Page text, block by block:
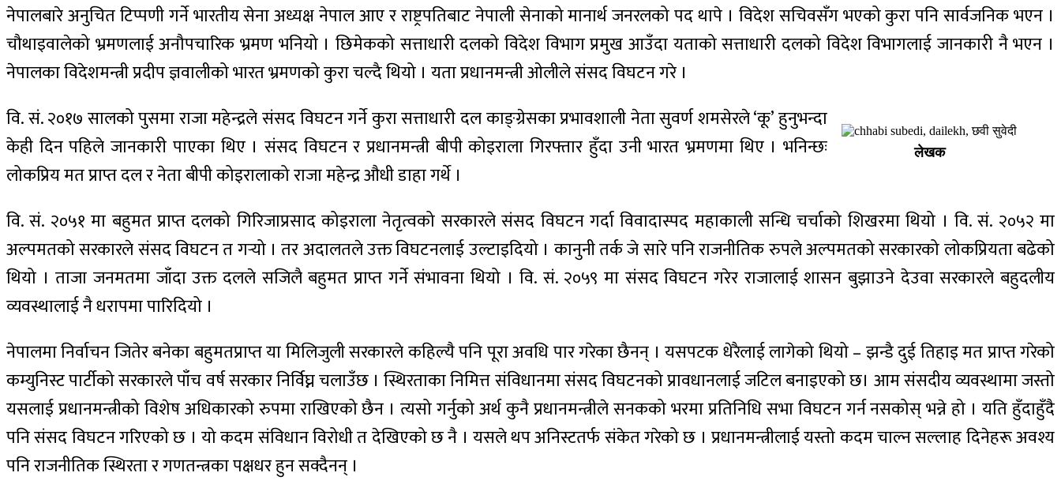
नेपालबारे अनुचित टिप्पणी गर्ने भारतीय सेना अध्यक्ष नेपाल आए र राष्ट्रपतिबाट नेपाली सेनाको मानार्थ जनरलको पद थापे । विदेश सचिवसँग भएको कुरा पनि सार्वजनिक भएन ।
चौथाइवालेको भ्रमणलाई अनौपचारिक भ्रमण भनियो । छिमेकको सत्ताधारी दलको विदेश विभाग प्रमुख आउँदा यताको सत्ताधारी दलको विदेश विभागलाई जानकारी नै भएन ।
नेपालका विदेशमन्त्री प्रदीप ज्ञवालीको भारत भ्रमणको कुरा चल्दै थियो । यता प्रधानमन्त्री ओलीले संसद विघटन गरे ।
लेखक
वि. सं. २०१७ सालको पुसमा राजा महेन्द्रले संसद विघटन गर्ने कुरा सत्ताधारी दल काङ्ग्रेसका प्रभावशाली नेता सुवर्ण शमसेरले ‘कू’ हुनुभन्दा
केही दिन पहिले जानकारी पाएका थिए । संसद विघटन र प्रधानमन्त्री बीपी कोइराला गिरफ्तार हुँदा उनी भारत भ्रमणमा थिए । भनिन्छः
लोकप्रिय मत प्राप्त दल र नेता बीपी कोइरालाको राजा महेन्द्र औधी डाहा गर्थे ।
वि. सं. २०५१ मा बहुमत प्राप्त दलको गिरिजाप्रसाद कोइराला नेतृत्वको सरकारले संसद विघटन गर्दा विवादास्पद महाकाली सन्धि चर्चाको शिखरमा थियो । वि. सं. २०५२ मा
अल्पमतको सरकारले संसद विघटन त गर्‍यो । तर अदालतले उक्त विघटनलाई उल्टाइदियो । कानुनी तर्क जे सारे पनि राजनीतिक रुपले अल्पमतको सरकारको लोकप्रियता बढेको
थियो । ताजा जनमतमा जाँदा उक्त दलले सजिलै बहुमत प्राप्त गर्ने संभावना थियो । वि. सं. २०५९ मा संसद विघटन गरेर राजालाई शासन बुझाउने देउवा सरकारले बहुदलीय
व्यवस्थालाई नै धरापमा पारिदियो ।
नेपालमा निर्वाचन जितेर बनेका बहुमतप्राप्त या मिलिजुली सरकारले कहिल्यै पनि पूरा अवधि पार गरेका छैनन् । यसपटक धेरैलाई लागेको थियो – झन्डै दुई तिहाइ मत प्राप्त गरेको
कम्युनिस्ट पार्टीको सरकारले पाँच वर्ष सरकार निर्विघ्न चलाउँछ । स्थिरताका निमित्त संविधानमा संसद विघटनको प्रावधानलाई जटिल बनाइएको छ। आम संसदीय व्यवस्थामा जस्तो
यसलाई प्रधानमन्त्रीको विशेष अधिकारको रुपमा राखिएको छैन । त्यसो गर्नुको अर्थ कुनै प्रधानमन्त्रीले सनकको भरमा प्रतिनिधि सभा विघटन गर्न नसकोस्‌ भन्ने हो । यति हुँदाहुँदै
पनि संसद विघटन गरिएको छ । यो कदम संविधान विरोधी त देखिएको छ नै । यसले थप अनिस्टतर्फ संकेत गरेको छ । प्रधानमन्त्रीलाई यस्तो कदम चाल्न सल्लाह दिनेहरू अवश्य
पनि राजनीतिक स्थिरता र गणतन्त्रका पक्षधर हुन सक्दैनन्‌ ।